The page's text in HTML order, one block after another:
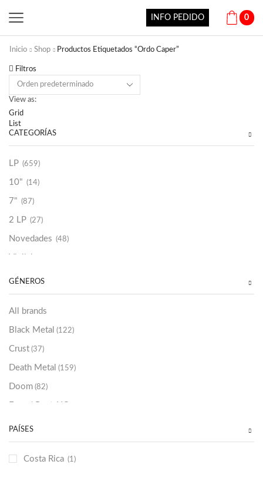
INFO PEDIDO 0
Inicio Shop Productos Etiquetados “Ordo Caper”
Filtros
View as:
Grid
List
CATEGORÍAS
LP (659)
10" (14)
7" (87)
2 LP (27)
Novedades (48)
Vinilako
Sold Out
GÉNEROS
All brands
Black Metal (122)
Crust (37)
Death Metal (159)
Doom (82)
Emo / Post-HC
Grindcore
Hard Rock (48)
Hardcore (153)
PAÍSES
Costa Rica (1)